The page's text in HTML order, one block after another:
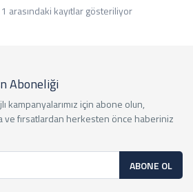
arasındaki kayıtlar gösteriliyor
Aboneliği
kampanyalarımız için abone olun,
ve fırsatlardan herkesten önce haberiniz
ABONE OL